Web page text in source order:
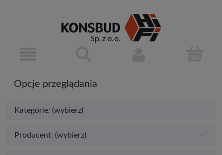
Opcje przeglądania
Kategorie: (wybierz)
Producent: (wybierz)